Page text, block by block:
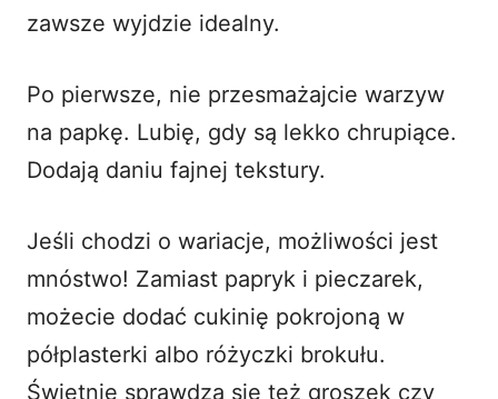
zawsze wyjdzie idealny.
Po pierwsze, nie przesmażajcie warzyw
na papkę. Lubię, gdy są lekko chrupiące.
Dodają daniu fajnej tekstury.
Jeśli chodzi o wariacje, możliwości jest
mnóstwo! Zamiast papryk i pieczarek,
możecie dodać cukinię pokrojoną w
półplasterki albo różyczki brokułu.
Świetnie sprawdzą się też groszek czy